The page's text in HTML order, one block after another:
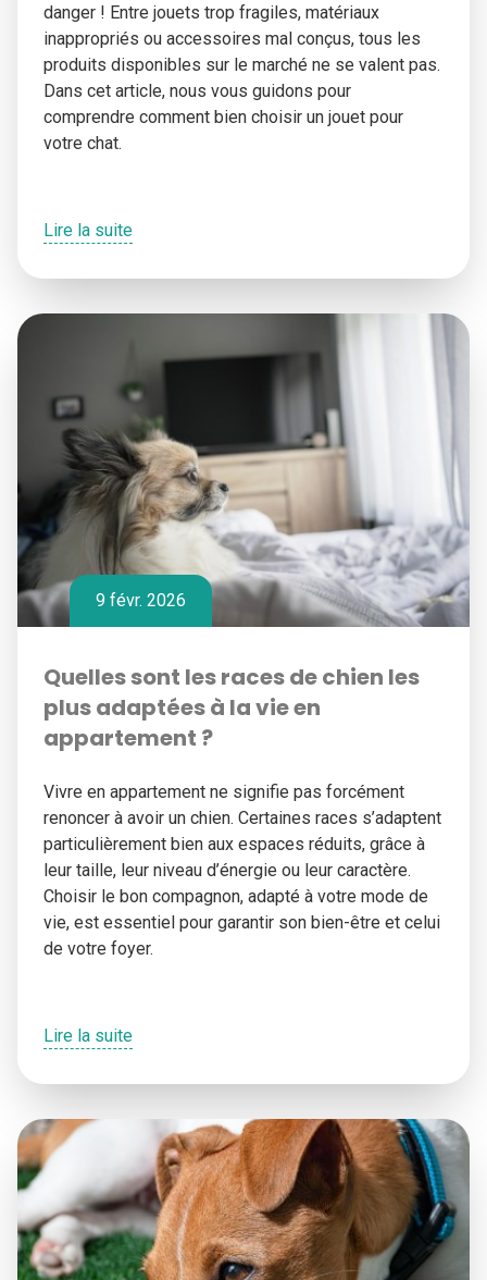
danger ! Entre jouets trop fragiles, matériaux
inappropriés ou accessoires mal conçus, tous les
produits disponibles sur le marché ne se valent pas.
Dans cet article, nous vous guidons pour
comprendre comment bien choisir un jouet pour
votre chat.
Lire la suite
9 févr. 2026
Quelles sont les races de chien les
plus adaptées à la vie en
appartement ?
Vivre en appartement ne signifie pas forcément
renoncer à avoir un chien. Certaines races s’adaptent
particulièrement bien aux espaces réduits, grâce à
leur taille, leur niveau d’énergie ou leur caractère.
Choisir le bon compagnon, adapté à votre mode de
vie, est essentiel pour garantir son bien-être et celui
de votre foyer.
Lire la suite